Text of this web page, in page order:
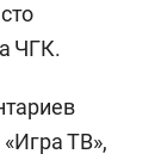
ЧГК.
ТВ»,